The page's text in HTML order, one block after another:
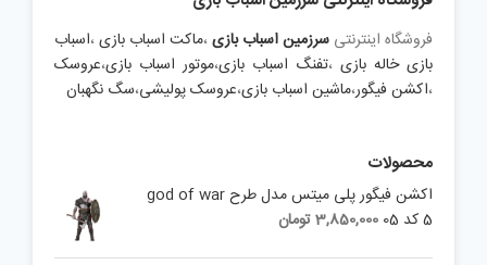
فروشگاه اینترنتی سرزمین اسباب بازی،ماکت اسباب بازی،اسباب
بازی خاله بازی ،تفنگ اسباب بازی،موتور اسباب بازی،عروسک
،اکشن فیگور،ماشین اسباب بازی،عروسک پولیشی،سگ نگهبان
محصولات
اکشن فیگور پلی میتس مدل طرح god of war
5 کد 05
3,850,000تومان